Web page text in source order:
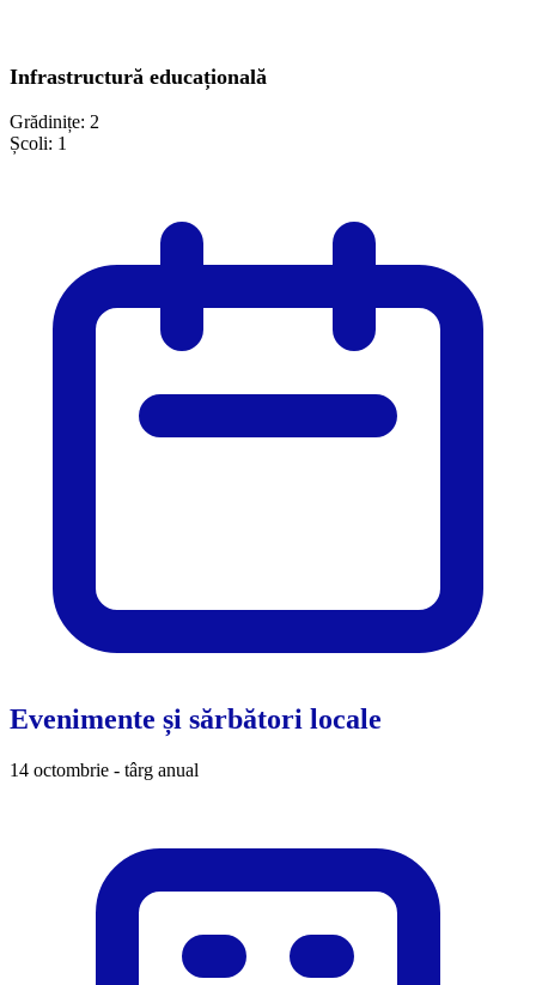
Infrastructură educațională
Grădinițe: 2
Școli: 1
Evenimente și sărbători locale
14 octombrie - târg anual